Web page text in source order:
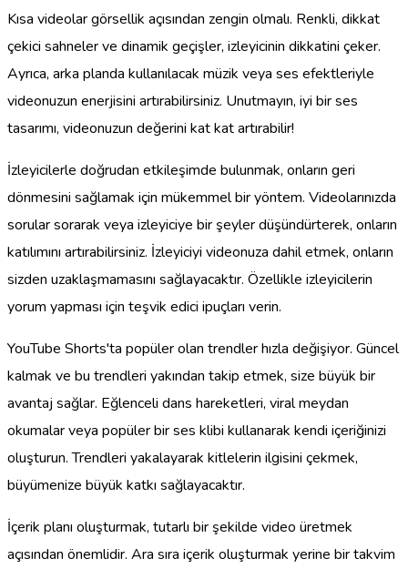
Kısa videolar görsellik açısından zengin olmalı. Renkli, dikkat
çekici sahneler ve dinamik geçişler, izleyicinin dikkatini çeker.
Ayrıca, arka planda kullanılacak müzik veya ses efektleriyle
videonuzun enerjisini artırabilirsiniz. Unutmayın, iyi bir ses
tasarımı, videonuzun değerini kat kat artırabilir!
İzleyicilerle doğrudan etkileşimde bulunmak, onların geri
dönmesini sağlamak için mükemmel bir yöntem. Videolarınızda
sorular sorarak veya izleyiciye bir şeyler düşündürterek, onların
katılımını artırabilirsiniz. İzleyiciyi videonuza dahil etmek, onların
sizden uzaklaşmamasını sağlayacaktır. Özellikle izleyicilerin
yorum yapması için teşvik edici ipuçları verin.
YouTube Shorts'ta popüler olan trendler hızla değişiyor. Güncel
kalmak ve bu trendleri yakından takip etmek, size büyük bir
avantaj sağlar. Eğlenceli dans hareketleri, viral meydan
okumalar veya popüler bir ses klibi kullanarak kendi içeriğinizi
oluşturun. Trendleri yakalayarak kitlelerin ilgisini çekmek,
büyümenize büyük katkı sağlayacaktır.
İçerik planı oluşturmak, tutarlı bir şekilde video üretmek
açısından önemlidir. Ara sıra içerik oluşturmak yerine bir takvim